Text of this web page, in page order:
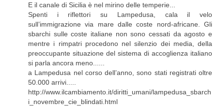
E il canale di Sicilia è nel mirino delle temperie...
Spenti i riflettori su Lampedusa, cala il velo
sull’immigrazione via mare dalle coste nord-africane. Gli
sbarchi sulle coste italiane non sono cessati da agosto e
mentre i rimpatri procedono nel silenzio dei media, della
preoccupante situazione del sistema di accoglienza italiano
si parla ancora meno......
a Lampedusa nel corso dell’anno, sono stati registrati oltre
50.000 arrivi.....
http://www.ilcambiamento.it/diritti_umani/lampedusa_sbarch
i_novembre_cie_blindati.html